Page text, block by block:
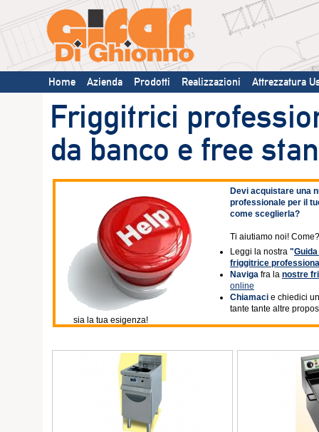
Home Azienda Prodotti Realizzazioni Attrezzatura
Friggitrici
da banco e free
Devi acquistare una
professionale per il
come sceglierla?
Ti aiutiamo noi! Come?
Leggi la nostra "
friggitrice
Naviga fra la nostre
online
Chiamaci e chiedici
tante tante altre
sia la tua esigenza!